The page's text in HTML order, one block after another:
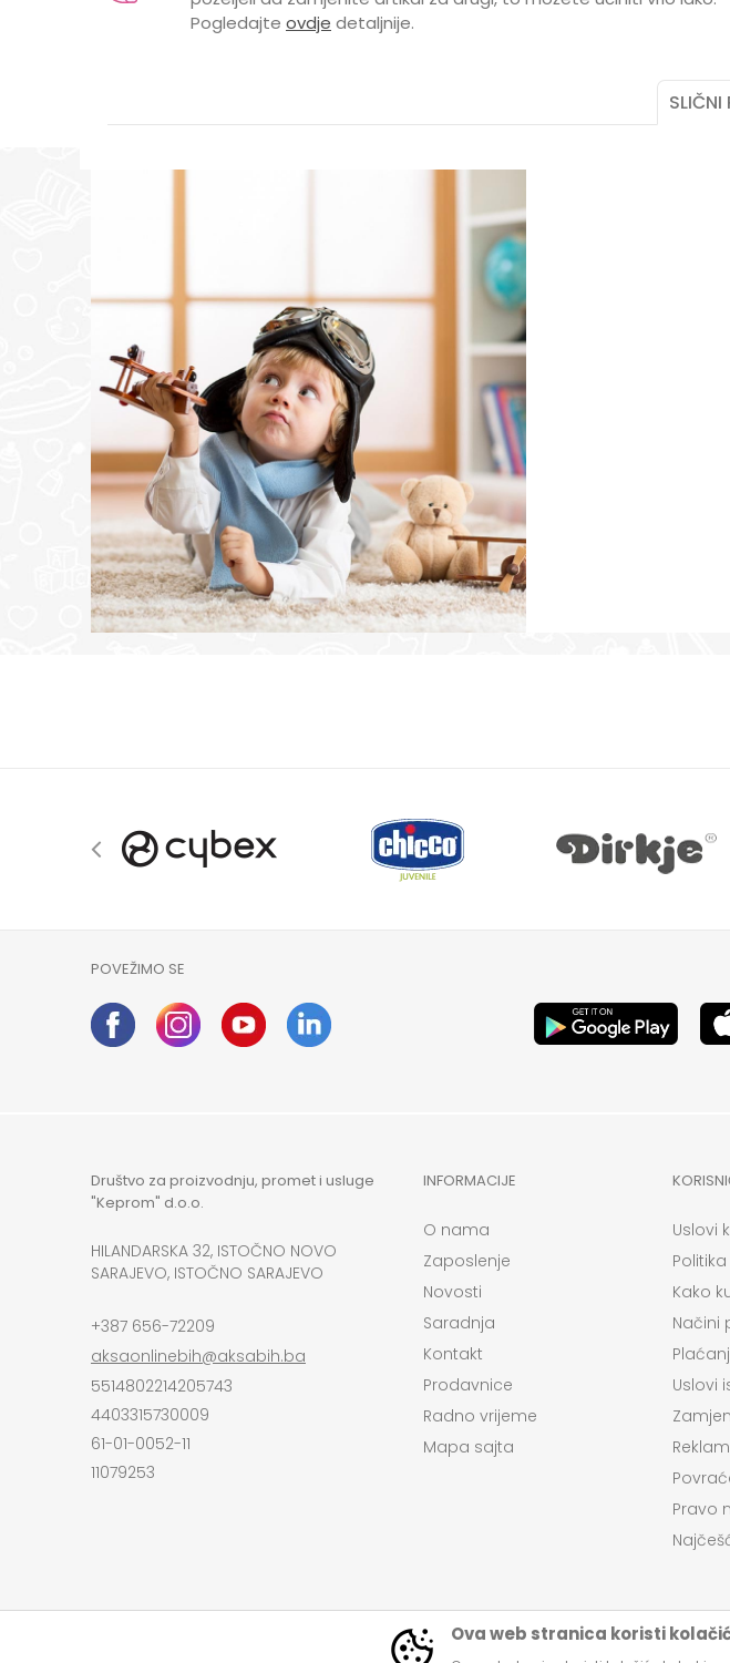
Pogledajte ovdje detaljnije.
SLIČNI
POVEŽIMO SE
Društvo za proizvodnju, promet i usluge
"Keprom" d.o.o.
HILANDARSKA 32, ISTOČNO NOVO
SARAJEVO, ISTOČNO SARAJEVO
+387 656-72209
aksaonlinebih@aksabih.ba
5514802214205743
4403315730009
61-01-0052-11
11079253
INFORMACIJE
O nama
Zaposlenje
Novosti
Saradnja
Kontakt
Prodavnice
Radno vrijeme
Mapa sajta
Uslovi
Kako
Načini
Uslovi
Pravo
Ova web stranica koristi